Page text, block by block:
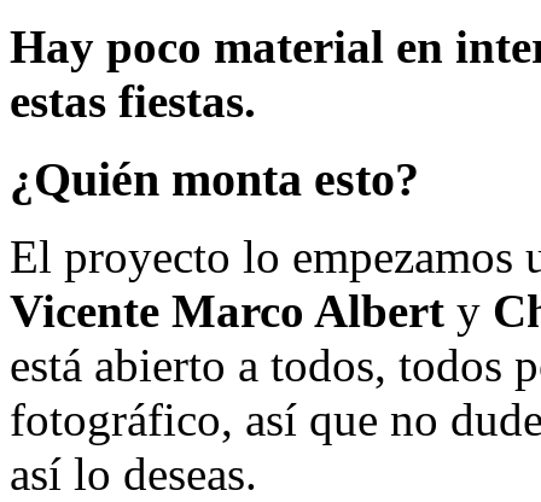
Hay poco material en
estas fiestas.
¿Quién monta esto?
El proyecto lo empezamos
Vicente Marco Albert y
está abierto a todos, todos
fotográfico, así que no
así lo deseas.